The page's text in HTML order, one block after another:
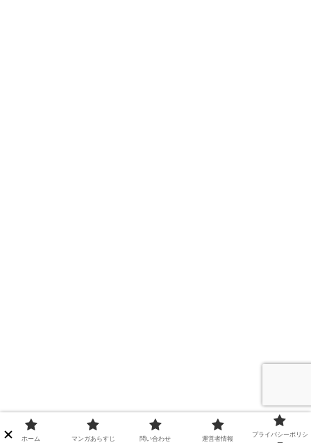
ホーム マンガあらすじ 問い合わせ 運営者情報
プライバシーポリシ
ー